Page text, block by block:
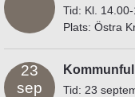
Tid: Kl.
Plats: Östra
23
sep
Tid: 23